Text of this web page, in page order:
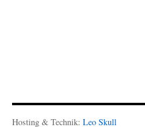
Hosting & Technik: Leo Skull